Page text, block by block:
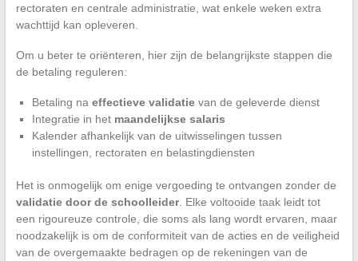
rectoraten en centrale administratie, wat enkele weken extra
wachttijd kan opleveren.
Om u beter te oriënteren, hier zijn de belangrijkste stappen die
de betaling reguleren:
Betaling na effectieve validatievan de geleverde dienst
Integratie in het maandelijkse salaris
Kalender afhankelijk van de uitwisselingen tussen
instellingen, rectoraten en belastingdiensten
Het is onmogelijk om enige vergoeding te ontvangen zonder de
validatie door de schoolleider. Elke voltooide taak leidt tot
een rigoureuze controle, die soms als lang wordt ervaren, maar
noodzakelijk is om de conformiteit van de acties en de veiligheid
van de overgemaakte bedragen op de rekeningen van de